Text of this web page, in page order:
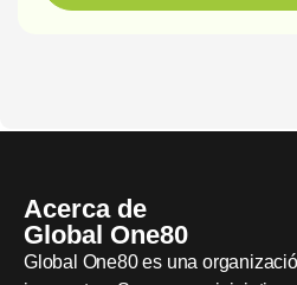
Acerca de
Global One80
Global One80 es una